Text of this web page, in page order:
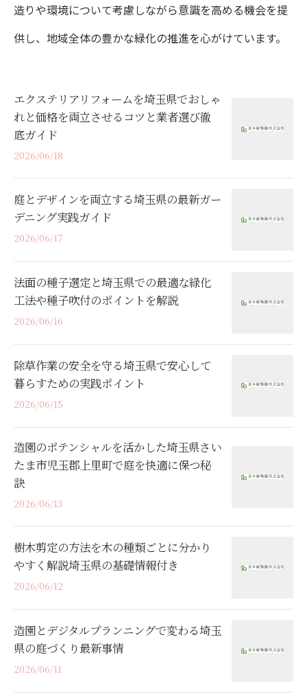
造りや環境について考慮しながら意識を高める機会を提
供し、地域全体の豊かな緑化の推進を心がけています。
エクステリアリフォームを埼玉県でおしゃ
れと価格を両立させるコツと業者選び徹
底ガイド
2026/06/18
庭とデザインを両立する埼玉県の最新ガー
デニング実践ガイド
2026/06/17
法面の種子選定と埼玉県での最適な緑化
工法や種子吹付のポイントを解説
2026/06/16
除草作業の安全を守る埼玉県で安心して
暮らすための実践ポイント
2026/06/15
造園のポテンシャルを活かした埼玉県さい
たま市児玉郡上里町で庭を快適に保つ秘
訣
2026/06/13
樹木剪定の方法を木の種類ごとに分かり
やすく解説埼玉県の基礎情報付き
2026/06/12
造園とデジタルプランニングで変わる埼玉
県の庭づくり最新事情
2026/06/11